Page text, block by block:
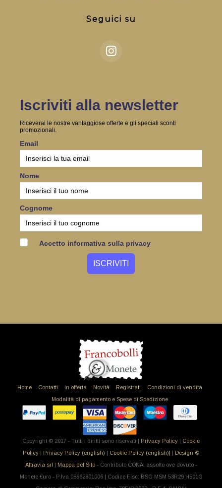
Seguici su
Iscriviti alla newsletter
Riceverai le nostre vantaggiose offerte e gli speciali sconti
promozionali.
Email
Nome
Cognome
Accetto informativa sulla privacy
Home Contatti In offerta Novità Registrati
Condizioni di vendita
Modalità di pagamento e Spese di Spedizione
Copyright © 2017 - Tutti i diritti sono riservati | Privacy Policy | Cookie
Policy | Privacy Policy (english) | Cookie Policy (english)| | Design ©
Altravia srl | Mappa del Sito- Contributo CONAI assolto ove dovuto -
Monete €uro - P.Iva 05962801006 | Codice Fisc: BSG MSM 53R29 H501G